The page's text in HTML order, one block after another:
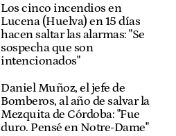
Los cinco incendios en
Lucena (Huelva) en 15 días
hacen saltar las alarmas: "Se
sospecha que son
intencionados"
Daniel Muñoz, el jefe de
Bomberos, al año de salvar la
Mezquita de Córdoba: "Fue
duro. Pensé en Notre-Dame"